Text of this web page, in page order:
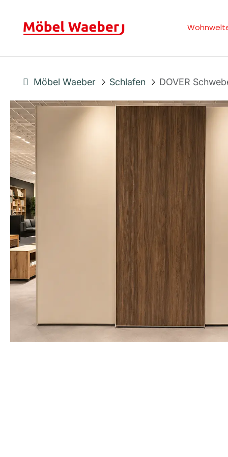
Möbel Waeber Schlafen DOVER